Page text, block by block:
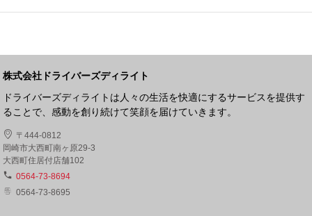
株式会社ドライバーズディライト
ドライバーズディライトは人々の生活を快適にするサービスを提供す
ることで、感動を創り続けて笑顔を届けていきます。
〒444-0812
岡崎市大西町南ヶ原29-3
大西町住居付店舗102
0564-73-8694
0564-73-8695